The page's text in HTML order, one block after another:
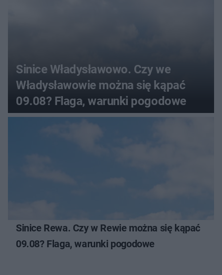
Sinice Władysławowo. Czy we
Władysławowie można się kąpać
09.08? Flaga, warunki pogodowe
Sinice Rewa. Czy w Rewie można się kąpać
09.08? Flaga, warunki pogodowe